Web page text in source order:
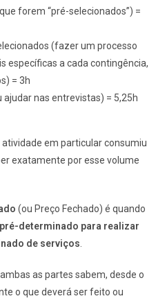
forem “pré-selecionados”) =
(fazer um processo
específicas a cada contingência,
= 3h
nas entrevistas) = 5,25h
em particular consumiu
exatamente por esse volume
(ou Preço Fechado) é quando
determinado para realizar
de serviços
as partes sabem, desde o
o que deverá ser feito ou